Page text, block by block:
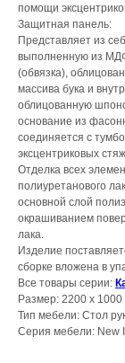
помощи
Защитная панель:
Представляет из
выполненную из
(обвязка),
массива бука и
облицованную
основание из
соединяется с
эксцентриковых
Отделка всех
полиуретанового
основной слой
окрашиванием
лака.
Изделие
сборке вложена в
Все товары серии:
Размер: 2200 x
Тип мебели: Стол
Серия мебели: New